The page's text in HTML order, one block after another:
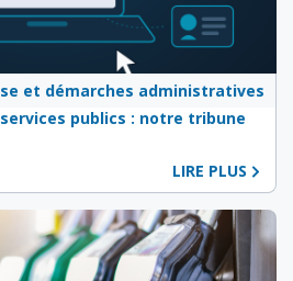
et démarches administratives
publics : notre tribune
LIRE PLUS